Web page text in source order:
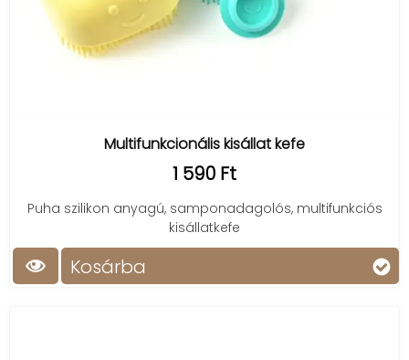
Multifunkcionális kisállat kefe
1 590 Ft
Puha szilikon anyagú, samponadagolós, multifunkciós
kisállatkefe
Kosárba